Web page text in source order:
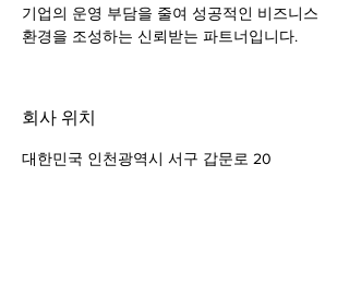
기업의 운영 부담을 줄여 성공적인 비즈니스
환경을 조성하는 신뢰받는 파트너입니다.
회사 위치
대한민국 인천광역시 서구 갑문로 20